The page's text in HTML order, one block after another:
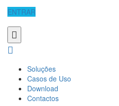
ENTRAR
Soluções
Casos de Uso
Download
Contactos